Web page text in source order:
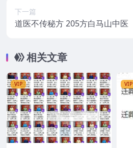
下一篇
道医不传秘方 205方白马山中医
相关文章
VIP VIP